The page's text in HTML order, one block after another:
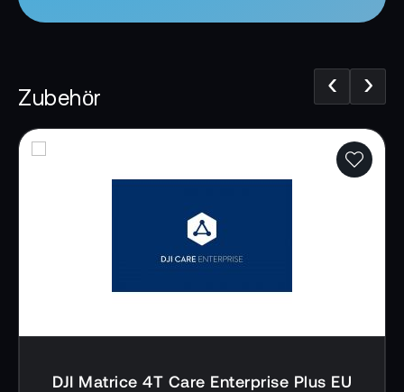
über DJI Pilot 2 sowie Daten-Sharing via
Zubehör
DJI Matrice 4T Care Enterprise Plus EU
‹ ›